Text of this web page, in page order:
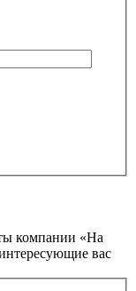
компании «На
вас